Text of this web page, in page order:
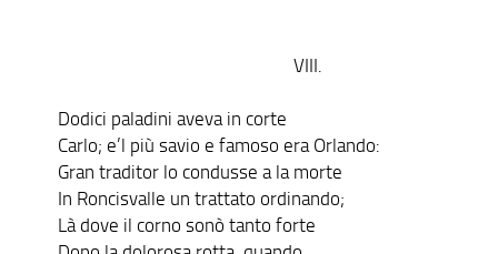
VIII.
Dodici paladini aveva in corte
Carlo; e’l più savio e famoso era Orlando:
Gran traditor lo condusse a la morte
In Roncisvalle un trattato ordinando;
Là dove il corno sonò tanto forte